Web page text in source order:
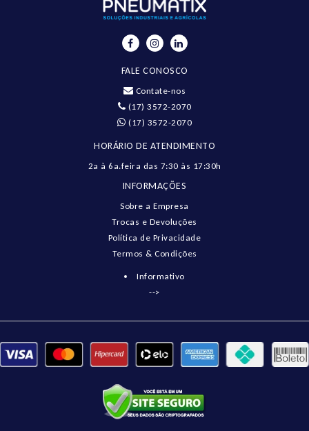
FALE CONOSCO
Contate-nos
(17) 3572-2070
(17) 3572-2070
HORÁRIO DE ATENDIMENTO
2a à 6a.feira das 7:30 às 17:30h
INFORMAÇÕES
Sobre a Empresa
Trocas e Devoluções
Política de Privacidade
Termos & Condições
Informativo
-->